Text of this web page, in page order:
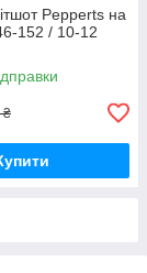
Pepperts на
152 / 10-12
₴